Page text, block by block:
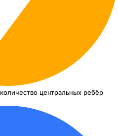
количество центральных ребёр